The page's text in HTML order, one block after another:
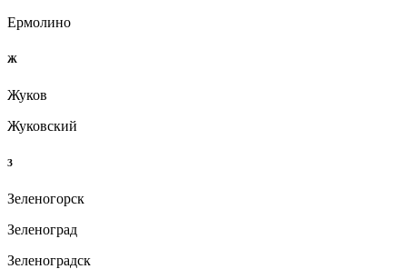
Ермолино
Ж
Жуков
Жуковский
З
Зеленогорск
Зеленоград
Зеленоградск